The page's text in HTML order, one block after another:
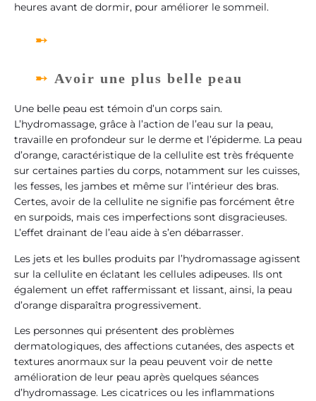
heures avant de dormir, pour améliorer le sommeil.
Avoir une plus belle peau
Une belle peau est témoin d’un corps sain.
L’hydromassage, grâce à l’action de l’eau sur la peau,
travaille en profondeur sur le derme et l’épiderme. La peau
d’orange, caractéristique de la cellulite est très fréquente
sur certaines parties du corps, notamment sur les cuisses,
les fesses, les jambes et même sur l’intérieur des bras.
Certes, avoir de la cellulite ne signifie pas forcément être
en surpoids, mais ces imperfections sont disgracieuses.
L’effet drainant de l’eau aide à s’en débarrasser.
Les jets et les bulles produits par l’hydromassage agissent
sur la cellulite en éclatant les cellules adipeuses. Ils ont
également un effet raffermissant et lissant, ainsi, la peau
d’orange disparaîtra progressivement.
Les personnes qui présentent des problèmes
dermatologiques, des affections cutanées, des aspects et
textures anormaux sur la peau peuvent voir de nette
amélioration de leur peau après quelques séances
d’hydromassage. Les cicatrices ou les inflammations